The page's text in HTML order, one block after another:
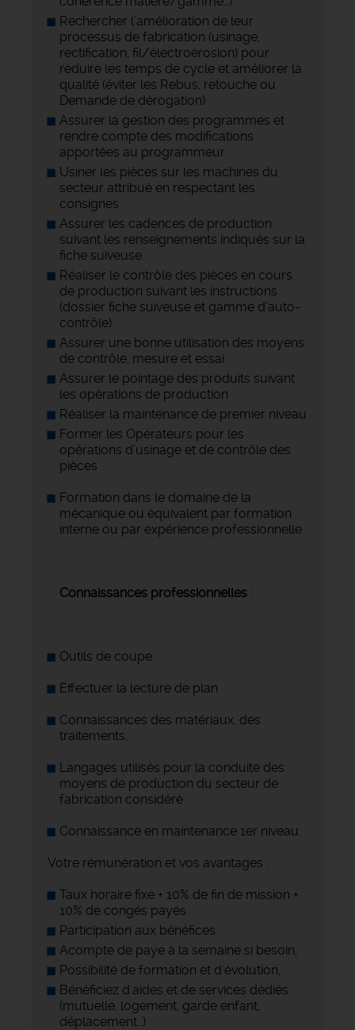
Rechercher l’amélioration de leur
processus de fabrication (usinage,
rectification, fil/électroérosion) pour
réduire les temps de cycle et améliorer la
qualité (éviter les Rebus, retouche ou
Demande de dérogation)
Assurer la gestion des programmes et
rendre compte des modifications
apportées au programmeur
Usiner les pièces sur les machines du
secteur attribué en respectant les
consignes
Assurer les cadences de production
suivant les renseignements indiqués sur la
fiche suiveuse
Réaliser le contrôle des pièces en cours
de production suivant les instructions
(dossier fiche suiveuse et gamme d’auto-
contrôle)
Assurer une bonne utilisation des moyens
de contrôle, mesure et essai
Assurer le pointage des produits suivant
les opérations de production
Réaliser la maintenance de premier niveau
Former les Opérateurs pour les
opérations d’usinage et de contrôle des
pièces
Formation dans le domaine de la
mécanique ou équivalent par formation
interne ou par expérience professionnelle
Connaissances professionnelles :
Outils de coupe
Effectuer la lecture de plan
Connaissances des matériaux, des
traitements,
Langages utilisés pour la conduite des
moyens de production du secteur de
fabrication considéré
Connaissance en maintenance 1er niveau.
Votre rémunération et vos avantages :
Taux horaire fixe + 10% de fin de mission +
10% de congés payés
Participation aux bénéfices
Acompte de paye à la semaine si besoin,
Possibilité de formation et d'évolution,
Bénéficiez d'aides et de services dédiés
(mutuelle, logement, garde enfant,
déplacement…)